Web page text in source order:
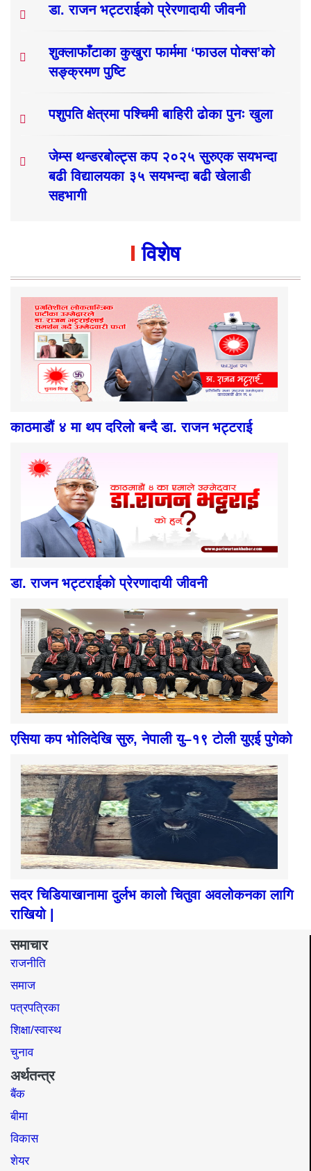
डा. राजन भट्टराईको प्रेरणादायी जीवनी
शुक्लाफाँटाका कुखुरा फार्ममा ‘फाउल पोक्स’को
सङ्क्रमण पुष्टि
पशुपति क्षेत्रमा पश्चिमी बाहिरी ढोका पुनः खुला
जेम्स थन्डरबोल्ट्स कप २०२५ सुरुएक सयभन्दा
बढी विद्यालयका ३५ सयभन्दा बढी खेलाडी
सहभागी
विशेष
काठमाडौं ४ मा थप दरिलो बन्दै डा. राजन भट्टराई
डा. राजन भट्टराईको प्रेरणादायी जीवनी
एसिया कप भोलिदेखि सुरु, नेपाली यु–१९ टोली युएई पुगेको
सदर चिडियाखानामा दुर्लभ कालो चितुवा अवलोकनका लागि
राखियो |
समाचार
राजनीति
समाज​
पत्रपत्रिका
शिक्षा/स्वास्थ
चुनाव
अर्थतन्त्र
बैंक
बीमा
विकास
शेयर